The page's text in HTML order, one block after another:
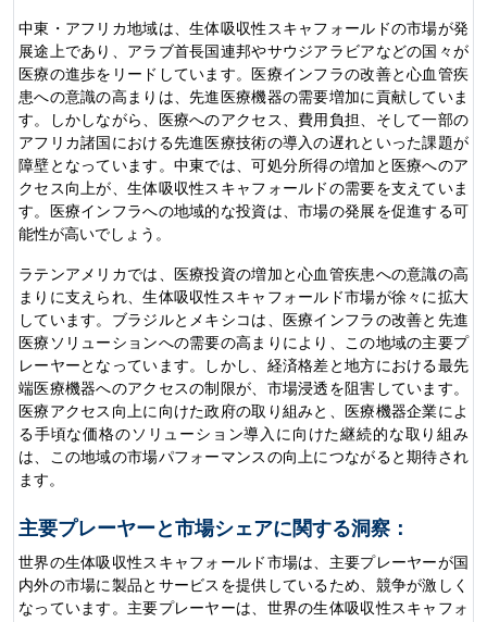
中東・アフリカ地域は、生体吸収性スキャフォールドの市場が発
展途上であり、アラブ首長国連邦やサウジアラビアなどの国々が
医療の進歩をリードしています。医療インフラの改善と心血管疾
患への意識の高まりは、先進医療機器の需要増加に貢献していま
す。しかしながら、医療へのアクセス、費用負担、そして一部の
アフリカ諸国における先進医療技術の導入の遅れといった課題が
障壁となっています。中東では、可処分所得の増加と医療へのア
クセス向上が、生体吸収性スキャフォールドの需要を支えていま
す。医療インフラへの地域的な投資は、市場の発展を促進する可
能性が高いでしょう。
ラテンアメリカでは、医療投資の増加と心血管疾患への意識の高
まりに支えられ、生体吸収性スキャフォールド市場が徐々に拡大
しています。ブラジルとメキシコは、医療インフラの改善と先進
医療ソリューションへの需要の高まりにより、この地域の主要プ
レーヤーとなっています。しかし、経済格差と地方における最先
端医療機器へのアクセスの制限が、市場浸透を阻害しています。
医療アクセス向上に向けた政府の取り組みと、医療機器企業によ
る手頃な価格のソリューション導入に向けた継続的な取り組み
は、この地域の市場パフォーマンスの向上につながると期待され
ます。
主要プレーヤーと市場シェアに関する洞察：
世界の生体吸収性スキャフォールド市場は、主要プレーヤーが国
内外の市場に製品とサービスを提供しているため、競争が激しく
なっています。主要プレーヤーは、世界の生体吸収性スキャフォ